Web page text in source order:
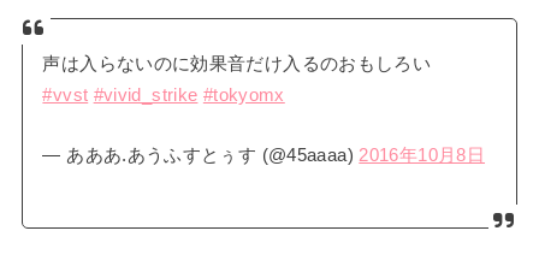
声は入らないのに効果音だけ入るのおもしろい
#vvst #vivid_strike #tokyomx
— あああ.あうふすとぅす (@45aaaa) 2016年10月8日